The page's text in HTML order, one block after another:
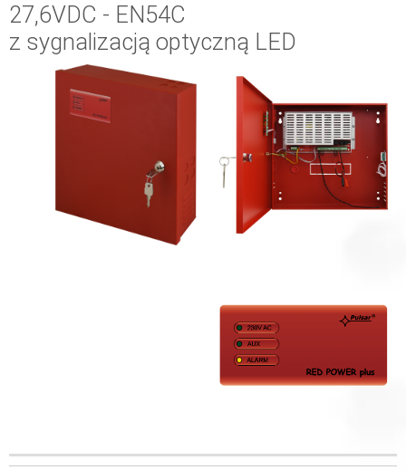
27,6VDC - EN54C
z sygnalizacją optyczną LED
WYJŚCIE
PRĄD ŁADOWANIA